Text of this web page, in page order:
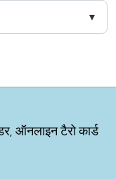
ऑनलाइन टैरो कार्ड